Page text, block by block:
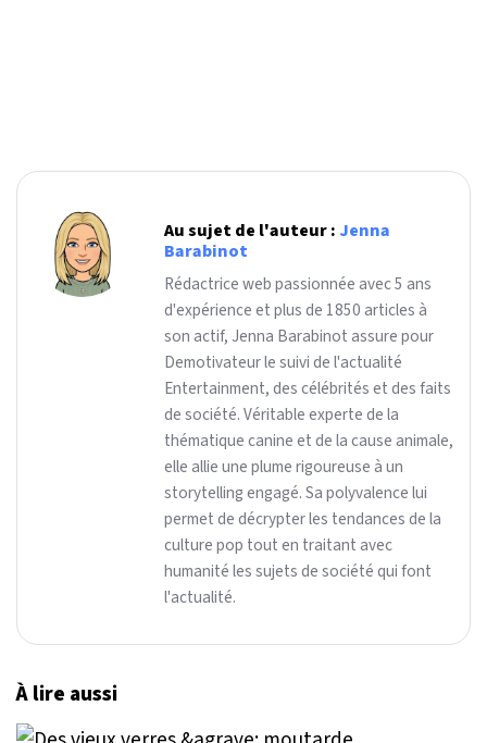
Au sujet de l'auteur : Jenna
Barabinot
Rédactrice web passionnée avec 5 ans
d'expérience et plus de 1850 articles à
son actif, Jenna Barabinot assure pour
Demotivateur le suivi de l'actualité
Entertainment, des célébrités et des faits
de société. Véritable experte de la
thématique canine et de la cause animale,
elle allie une plume rigoureuse à un
storytelling engagé. Sa polyvalence lui
permet de décrypter les tendances de la
culture pop tout en traitant avec
humanité les sujets de société qui font
l'actualité.
À lire aussi